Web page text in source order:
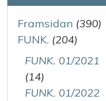
Framsidan (390)
FUNK. (204)
FUNK. 01/2021
(14)
FUNK. 01/2022